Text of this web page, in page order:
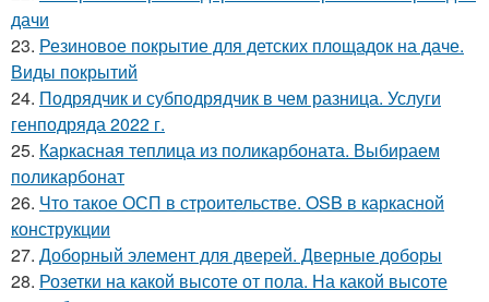
дачи
23. Резиновое покрытие для детских площадок на даче.
Виды покрытий
24. Подрядчик и субподрядчик в чем разница. Услуги
генподряда 2022 г.
25. Каркасная теплица из поликарбоната. Выбираем
поликарбонат
26. Что такое ОСП в строительстве. OSB в каркасной
конструкции
27. Доборный элемент для дверей. Дверные доборы
28. Розетки на какой высоте от пола. На какой высоте